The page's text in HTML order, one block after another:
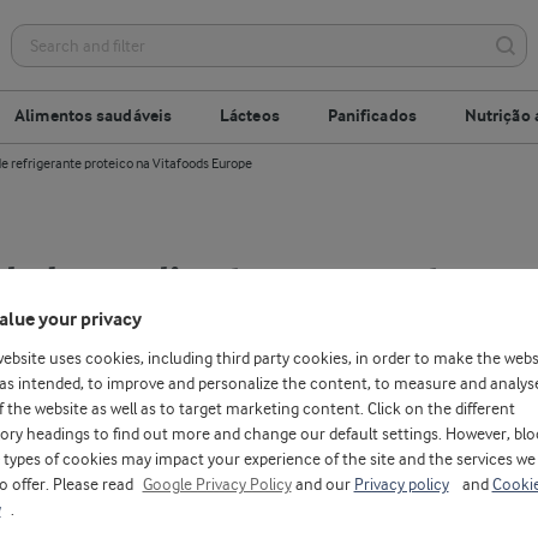
Alimentos saudáveis Lácteos Panificados Nutrição
refrigerante proteico na Vitafoods Europe
Ingredients apresenta o
proteico na
maio 06, 2025
your privacy
uses cookies, including third party cookies, in order to make the
intended, to improve and personalize the content, to measure and
the website as well as to target marketing content. Click on the different
headings to find out more and change our default settings. However,
types of cookies may impact your experience of the site and the services we
offer. Please read
Google Privacy Policyand our Privacy policy and
.